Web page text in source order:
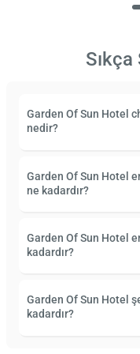
Garden Of Sun Hotel
nedir?
Garden Of Sun Hotel
ne kadardır?
Garden Of Sun Hotel
kadardır?
Garden Of Sun Hotel
kadardır?